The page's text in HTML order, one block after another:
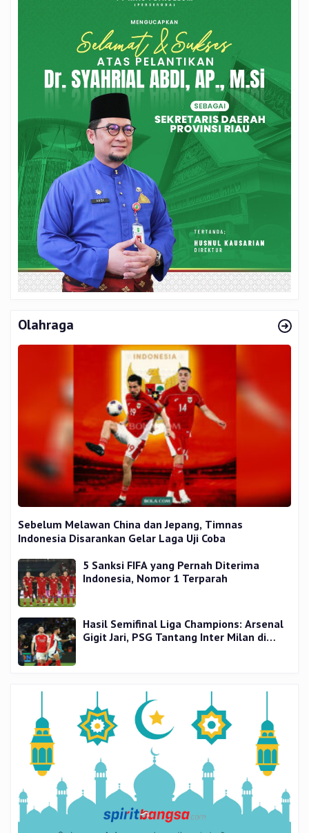
Olahraga
Sebelum Melawan China dan Jepang, Timnas
Indonesia Disarankan Gelar Laga Uji Coba
5 Sanksi FIFA yang Pernah Diterima
Indonesia, Nomor 1 Terparah
Hasil Semifinal Liga Champions: Arsenal
Gigit Jari, PSG Tantang Inter Milan di